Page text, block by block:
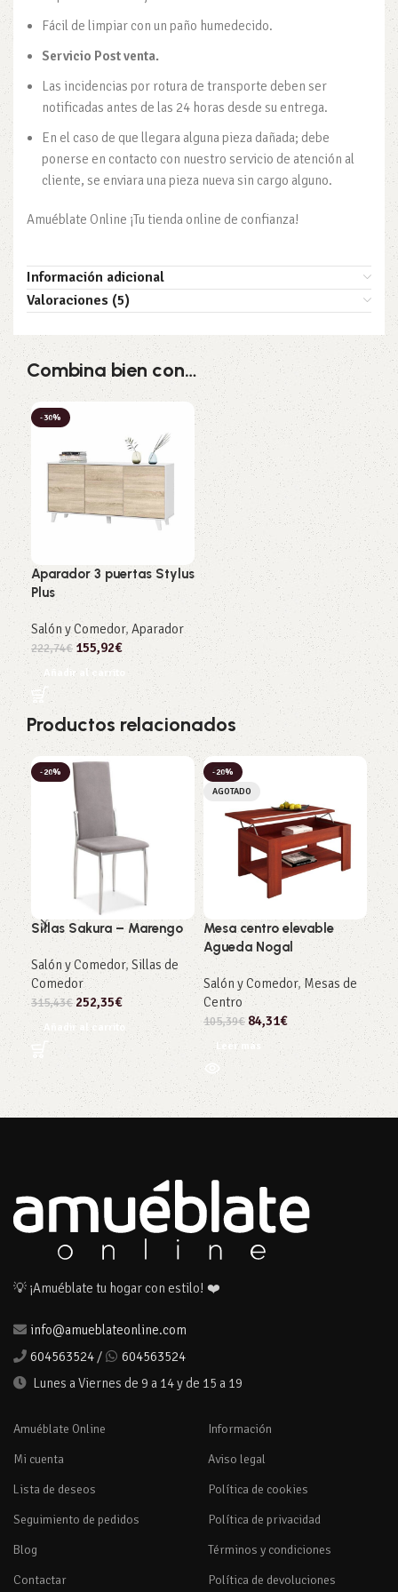
Fácil de limpiar con un paño humedecido.
Servicio Post venta.
Las incidencias por rotura de transporte deben ser
notificadas antes de las 24 horas desde su entrega.
En el caso de que llegara alguna pieza dañada; debe
ponerse en contacto con nuestro servicio de atención al
cliente, se enviara una pieza nueva sin cargo alguno.
Amuéblate Online ¡Tu tienda online de confianza!
Información adicional
Valoraciones (5)
Combina bien con…
-30%
Aparador 3 puertas Stylus
Plus
Salón y Comedor, Aparador
222,74€155,92€
Añadir al carrito
Productos relacionados
-20%
Sillas Sakura – Marengo
Salón y Comedor, Sillas de
Comedor
315,43€ 252,35€
Añadir al carrito
-20%
AGOTADO
Mesa centro elevable
Agueda Nogal
Salón y Comedor,Mesas de
Centro
105,39€ 84,31€
Leer más
-
4.5
💡 ¡Amuéblate tu hogar con estilo! ❤️
info@amueblateonline.com
604563524 /
604563524
Lunes a Viernes de 9 a 14 y de 15 a 19
Amuéblate Online
Mi cuenta
Lista de deseos
Seguimiento de pedidos
Blog
Contactar
Información
Aviso legal
Política de cookies
Política de privacidad
Términos y condiciones
Política de devoluciones